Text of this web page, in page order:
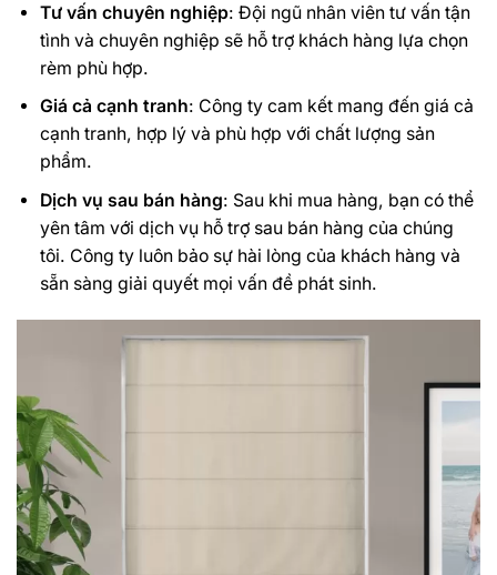
Tư vấn chuyên nghiệp: Đội ngũ nhân viên tư vấn tận
tình và chuyên nghiệp sẽ hỗ trợ khách hàng lựa chọn
rèm phù hợp.
Giá cả cạnh tranh: Công ty cam kết mang đến giá cả
cạnh tranh, hợp lý và phù hợp với chất lượng sản
phẩm.
Dịch vụ sau bán hàng: Sau khi mua hàng, bạn có thể
yên tâm với dịch vụ hỗ trợ sau bán hàng của chúng
tôi. Công ty luôn bảo sự hài lòng của khách hàng và
sẵn sàng giải quyết mọi vấn đề phát sinh.